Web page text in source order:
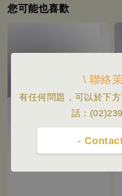
\ 聯絡
有任何問題，可以於下
話：
-
您可能也喜歡